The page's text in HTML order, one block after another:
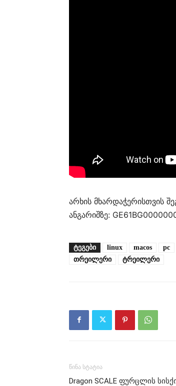
არხის მხარდაჭერისთვის
ანგარიშზე:
ᲢᲔᲒᲔᲑᲘ linux macos pc
თრეილერი
ტრეილერი
წინა სტატია
Dragon SCALE ფურცლის